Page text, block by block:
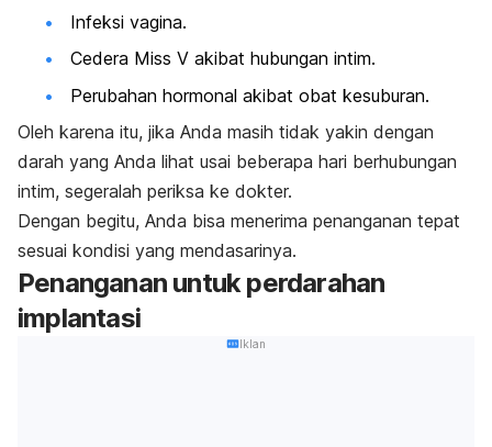
Infeksi vagina.
Cedera Miss V akibat hubungan intim.
Perubahan hormonal akibat obat kesuburan.
Oleh karena itu, jika Anda masih tidak yakin dengan
darah yang Anda lihat usai beberapa hari berhubungan
intim, segeralah periksa ke dokter.
Dengan begitu, Anda bisa menerima penanganan tepat
sesuai kondisi yang mendasarinya.
Penanganan untuk perdarahan
implantasi
Iklan